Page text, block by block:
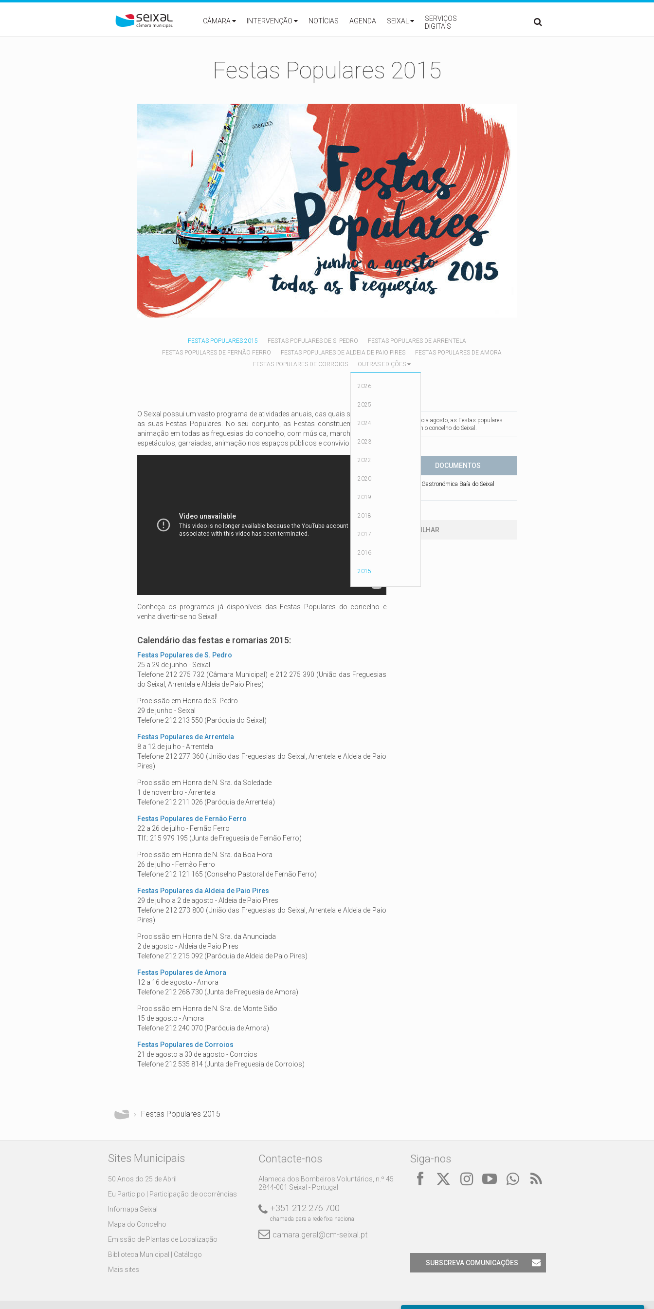
CÂMARA
INTERVENÇÃO NOTÍCIAS AGENDA SEIXAL
SERVIÇOS
DIGITAIS
Festas Populares 2015
FESTAS POPULARES 2015 FESTAS POPULARES DE S. PEDRO
FESTAS POPULARES DE ARRENTELA
FESTAS POPULARES DE FERNÃO FERRO
FESTAS POPULARES DE ALDEIA DE PAIO PIRES
FESTAS POPULARES DE AMORA
FESTAS POPULARES DE CORROIOS
OUTRAS EDIÇÕES
2026
2025
2024
2023
2022
2020
2019
2018
2017
2016
2015
O Seixal possui um vasto programa de atividades anuais, das quais se destacam
as suas Festas Populares. No seu conjunto, as Festas constituem meses de
animação em todas as freguesias do concelho, com música, marchas, folclore,
espetáculos, garraiadas, animação nos espaços públicos e convívio popular.
Conheça os programas já disponíveis das Festas Populares do concelho e
venha divertir-se no Seixal!
Calendário das festas e romarias 2015:
Festas Populares de S. Pedro
25 a 29 de junho - Seixal
Telefone 212 275 732 (Câmara Municipal) e 212 275 390 (União das Freguesias
do Seixal, Arrentela e Aldeia de Paio Pires)
Procissão em Honra de S. Pedro
29 de junho - Seixal
Telefone 212 213 550 (Paróquia do Seixal)
Festas Populares de Arrentela
8 a 12 de julho - Arrentela
Telefone 212 277 360 (União das Freguesias do Seixal, Arrentela e Aldeia de Paio
Pires)
Procissão em Honra de N. Sra. da Soledade
1 de novembro - Arrentela
Telefone 212 211 026 (Paróquia de Arrentela)
Festas Populares de Fernão Ferro
22 a 26 de julho - Fernão Ferro
Tlf.: 215 979 195 (Junta de Freguesia de Fernão Ferro)
Procissão em Honra de N. Sra. da Boa Hora
26 de julho - Fernão Ferro
Telefone 212 121 165 (Conselho Pastoral de Fernão Ferro)
Festas Populares da Aldeia de Paio Pires
29 de julho a 2 de agosto - Aldeia de Paio Pires
Telefone 212 273 800 (União das Freguesias do Seixal, Arrentela e Aldeia de Paio
Pires)
Procissão em Honra de N. Sra. da Anunciada
2 de agosto - Aldeia de Paio Pires
Telefone 212 215 092 (Paróquia de Aldeia de Paio Pires)
Festas Populares de Amora
12 a 16 de agosto - Amora
Telefone 212 268 730 (Junta de Freguesia de Amora)
Procissão em Honra de N. Sra. de Monte Sião
15 de agosto - Amora
Telefone 212 240 070 (Paróquia de Amora)
Festas Populares de Corroios
21 de agosto a 30 de agosto - Corroios
Telefone 212 535 814 (Junta de Freguesia de Corroios)
De junho a agosto, as Festas populares
animam o concelho do Seixal.
DOCUMENTOS
Mostra Gastronómica Baía do Seixal
PARTILHAR
Festas Populares 2015
Sites Municipais
50 Anos do 25 de Abril
Eu Participo | Participação de ocorrências
Infomapa Seixal
Mapa do Concelho
Emissão de Plantas de Localização
Biblioteca Municipal | Catálogo
Mais sites
Contacte-nos
Alameda dos Bombeiros Voluntários, n.º 45
2844-001 Seixal - Portugal
+351 212 276 700
chamada para a rede fixa nacional
camara.geral@cm-seixal.pt
Siga-nos
SUBSCREVA COMUNICAÇÕES